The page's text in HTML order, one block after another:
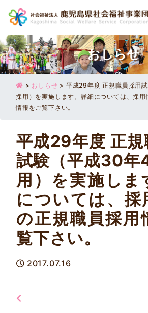
おしらせ
> おしらせ > 平成29年度 正規職員採用
採用）を実施します。詳細については、採用
情報をご覧下さい。
平成29年度 正規
試験（平成30年
用）を実施しま
については、採
の正規職員採用
覧下さい。
2017.07.16